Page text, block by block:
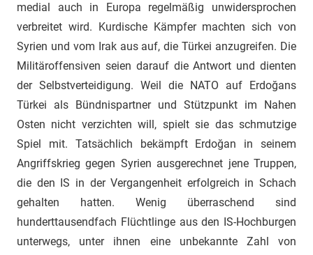
medial auch in Europa regelmäßig unwidersprochen
verbreitet wird. Kurdische Kämpfer machten sich von
Syrien und vom Irak aus auf, die Türkei anzugreifen. Die
Militäroffensiven seien darauf die Antwort und dienten
der Selbstverteidigung. Weil die NATO auf Erdoğans
Türkei als Bündnispartner und Stützpunkt im Nahen
Osten nicht verzichten will, spielt sie das schmutzige
Spiel mit. Tatsächlich bekämpft Erdoğan in seinem
Angriffskrieg gegen Syrien ausgerechnet jene Truppen,
die den IS in der Vergangenheit erfolgreich in Schach
gehalten hatten. Wenig überraschend sind
hunderttausendfach Flüchtlinge aus den IS-Hochburgen
unterwegs, unter ihnen eine unbekannte Zahl von